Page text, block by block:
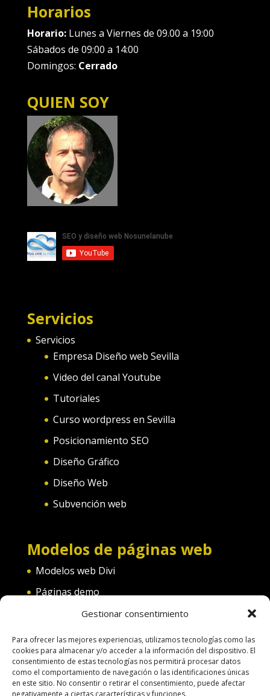
Gestionar consentimiento
Para ofrecer las mejores experiencias, utilizamos tecnologías como las
cookies para almacenar y/o acceder a la información del dispositivo. El
consentimiento de estas tecnologías nos permitirá procesar datos
como el comportamiento de navegación o las identificaciones únicas
en este sitio. No consentir o retirar el consentimiento, puede afectar
negativamente a ciertas características y funciones.
Horarios
Horario:Lunes a Viernes de 09.00 a 19:00
Sábados de 09:00 a 14:00
Domingos: Cerrado
QUIEN SOY
Servicios
Servicios
Empresa Diseño web Sevilla
Video del canal Youtube
Tutoriales
Curso wordpress en Sevilla
Posicionamiento SEO
Diseño Gráfico
Diseño Web
Subvención web
Modelos de páginas web
Modelos web Divi
Páginas demo
Web convento
Web diferentes categorías